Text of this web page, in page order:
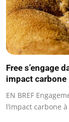
Free s’engage
impact carbone
EN BREF
l’impact carbone